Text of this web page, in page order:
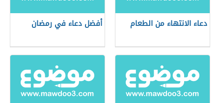
دعاء الانتهاء من الطعام أفضل دعاء في رمضان